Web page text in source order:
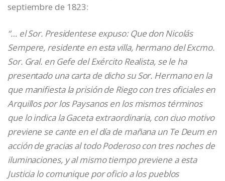
septiembre de 1823:
“… el Sor. Presidentese expuso: Que don Nicolás
Sempere, residente en esta villa, hermano del Excmo.
Sor. Gral. en Gefe del Exército Realista, se le ha
presentado una carta de dicho su Sor. Hermano en la
que manifiesta la prisión de Riego con tres oficiales en
Arquillos por los Paysanos en los mismos términos
que lo indica la Gaceta extraordinaria, con ciuo motivo
previene se cante en el día de mañana un Te Deum en
acción de gracias al todo Poderoso con tres noches de
iluminaciones, y al mismo tiempo previene a esta
Justicia lo comunique por oficio a los pueblos